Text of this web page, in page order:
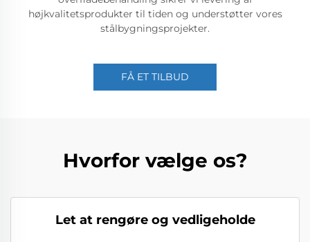
højkvalitetsprodukter til tiden og understøtter vores
stålbygningsprojekter.
FÅ ET TILBUD
Hvorfor vælge os?
Let at rengøre og vedligeholde